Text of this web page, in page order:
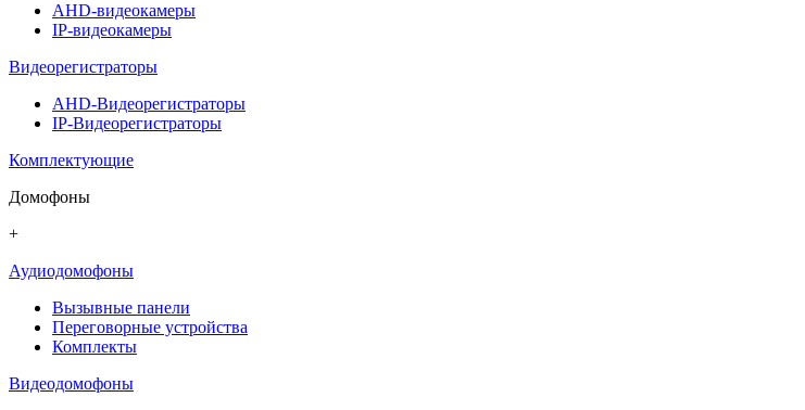
AHD-видеокамеры
IP-видеокамеры
Видеорегистраторы
AHD-Видеорегистраторы
IP-Видеорегистраторы
Комплектующие
Домофоны
+
Аудиодомофоны
Вызывные панели
Переговорные устройства
Комплекты
Видеодомофоны